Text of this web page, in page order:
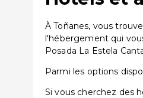
À Toñanes, vous
l'hébergement qui
Posada La Estela
Parmi les options
Si vous cherchez des